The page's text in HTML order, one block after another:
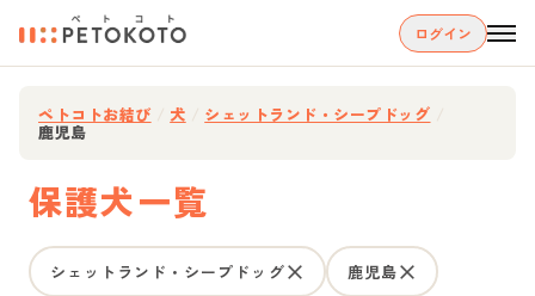
ログイン
ペトコトお結び 犬 シェットランド・シープドッグ
鹿児島
保護犬一覧
シェットランド・シープドッグ 鹿児島